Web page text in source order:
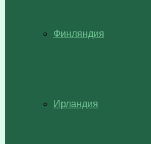
Финляндия
Ирландия